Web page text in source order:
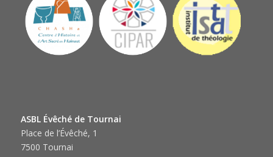
ASBL Évêché de Tournai
Place de l’Évêché, 1
7500 Tournai